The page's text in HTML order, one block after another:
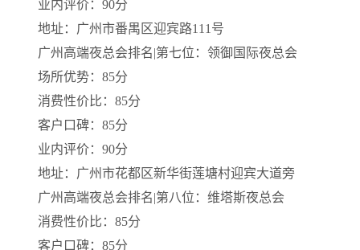
业内评价：90分
地址：广州市番禺区迎宾路111号
广州高端夜总会排名|第七位：领御国际夜总会
场所优势：85分
消费性价比：85分
客户口碑：85分
业内评价：90分
地址：广州市花都区新华街莲塘村迎宾大道旁
广州高端夜总会排名|第八位：维塔斯夜总会
消费性价比：85分
客户口碑：85分